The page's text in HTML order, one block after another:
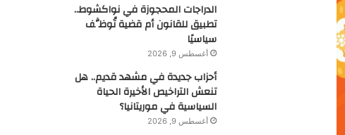
الدراجات المحجوزة في نواكشوط..
تطبيق للقانون أم قضية تُوظَّف
سياسيًا
أغسطس 9, 2026
أحزاب جديدة في مشهد قديم.. هل
تنعش التراخيص الأخيرة الحياة
السياسية في موريتانيا؟
أغسطس 9, 2026